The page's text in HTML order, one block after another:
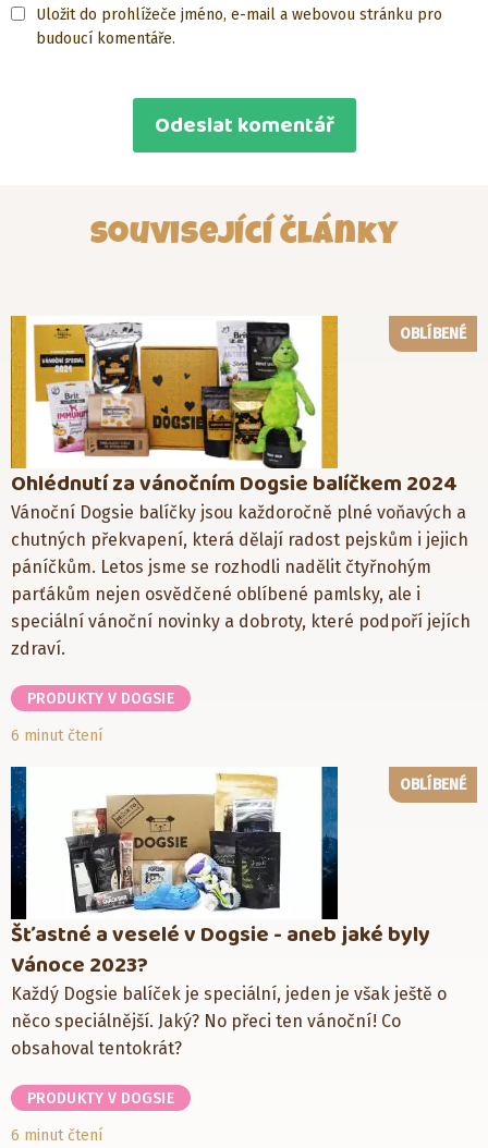
Uložit do prohlížeče jméno, e-mail a webovou stránku pro
budoucí komentáře.
Související články
OBLÍBENÉ
Ohlédnutí za vánočním Dogsie balíčkem 2024
Vánoční Dogsie balíčky jsou každoročně plné voňavých a
chutných překvapení, která dělají radost pejskům i jejich
páníčkům. Letos jsme se rozhodli nadělit čtyřnohým
parťákům nejen osvědčené oblíbené pamlsky, ale i
speciální vánoční novinky a dobroty, které podpoří jejích
zdraví.
PRODUKTY V DOGSIE
6 minut čtení
OBLÍBENÉ
Šťastné a veselé v Dogsie - aneb jaké byly
Vánoce 2023?
Každý Dogsie balíček je speciální, jeden je však ještě o
něco speciálnější. Jaký? No přeci ten vánoční! Co
obsahoval tentokrát?
PRODUKTY V DOGSIE
6 minut čtení